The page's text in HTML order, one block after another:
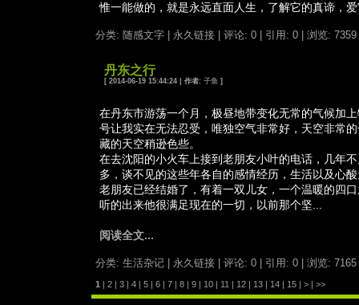
惟一能做的，就是永远直面人生，了解它的真谛，
分类: 随感文字| 永久链接| 评论: 0| 引用: 0| 浏览: 7359
丹东之行
[ 2014-06-19 15:44:24 | 作者: 子鱼]
在丹东市游荡一个月，极昼地带变化无常的气候加
号让我实在无法忍受，唯独空气非常好，天空非常
藏的天空稍逊色些。
在去沈阳的小火车上接到老朋友小叶的电话，几年
多，谈不见的这些年各自的感情经历，生活以及心
老朋友已经结婚了，有着一双儿女，一个温暖的四
听的出来他很满足现在的一切，以前那个坚...
阅读全文...
分类: 生活杂记| 永久链接| 评论: 0| 引用: 0| 浏览: 7165
1 | 2 | 3 | 4 | 5 | 6 | 7 | 8 | 9 | 10 | 11 | 12 | 13 | 14 | 15 | > | >>